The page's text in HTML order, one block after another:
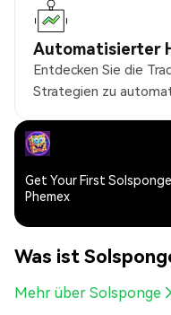
Automatisierter
Entdecken Sie die
Strategien zu
Get Your First
Phemex
Was ist
Mehr über Solsponge